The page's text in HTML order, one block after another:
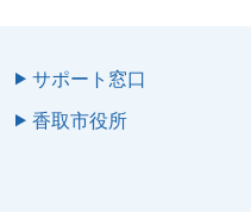
サポート窓口
香取市役所